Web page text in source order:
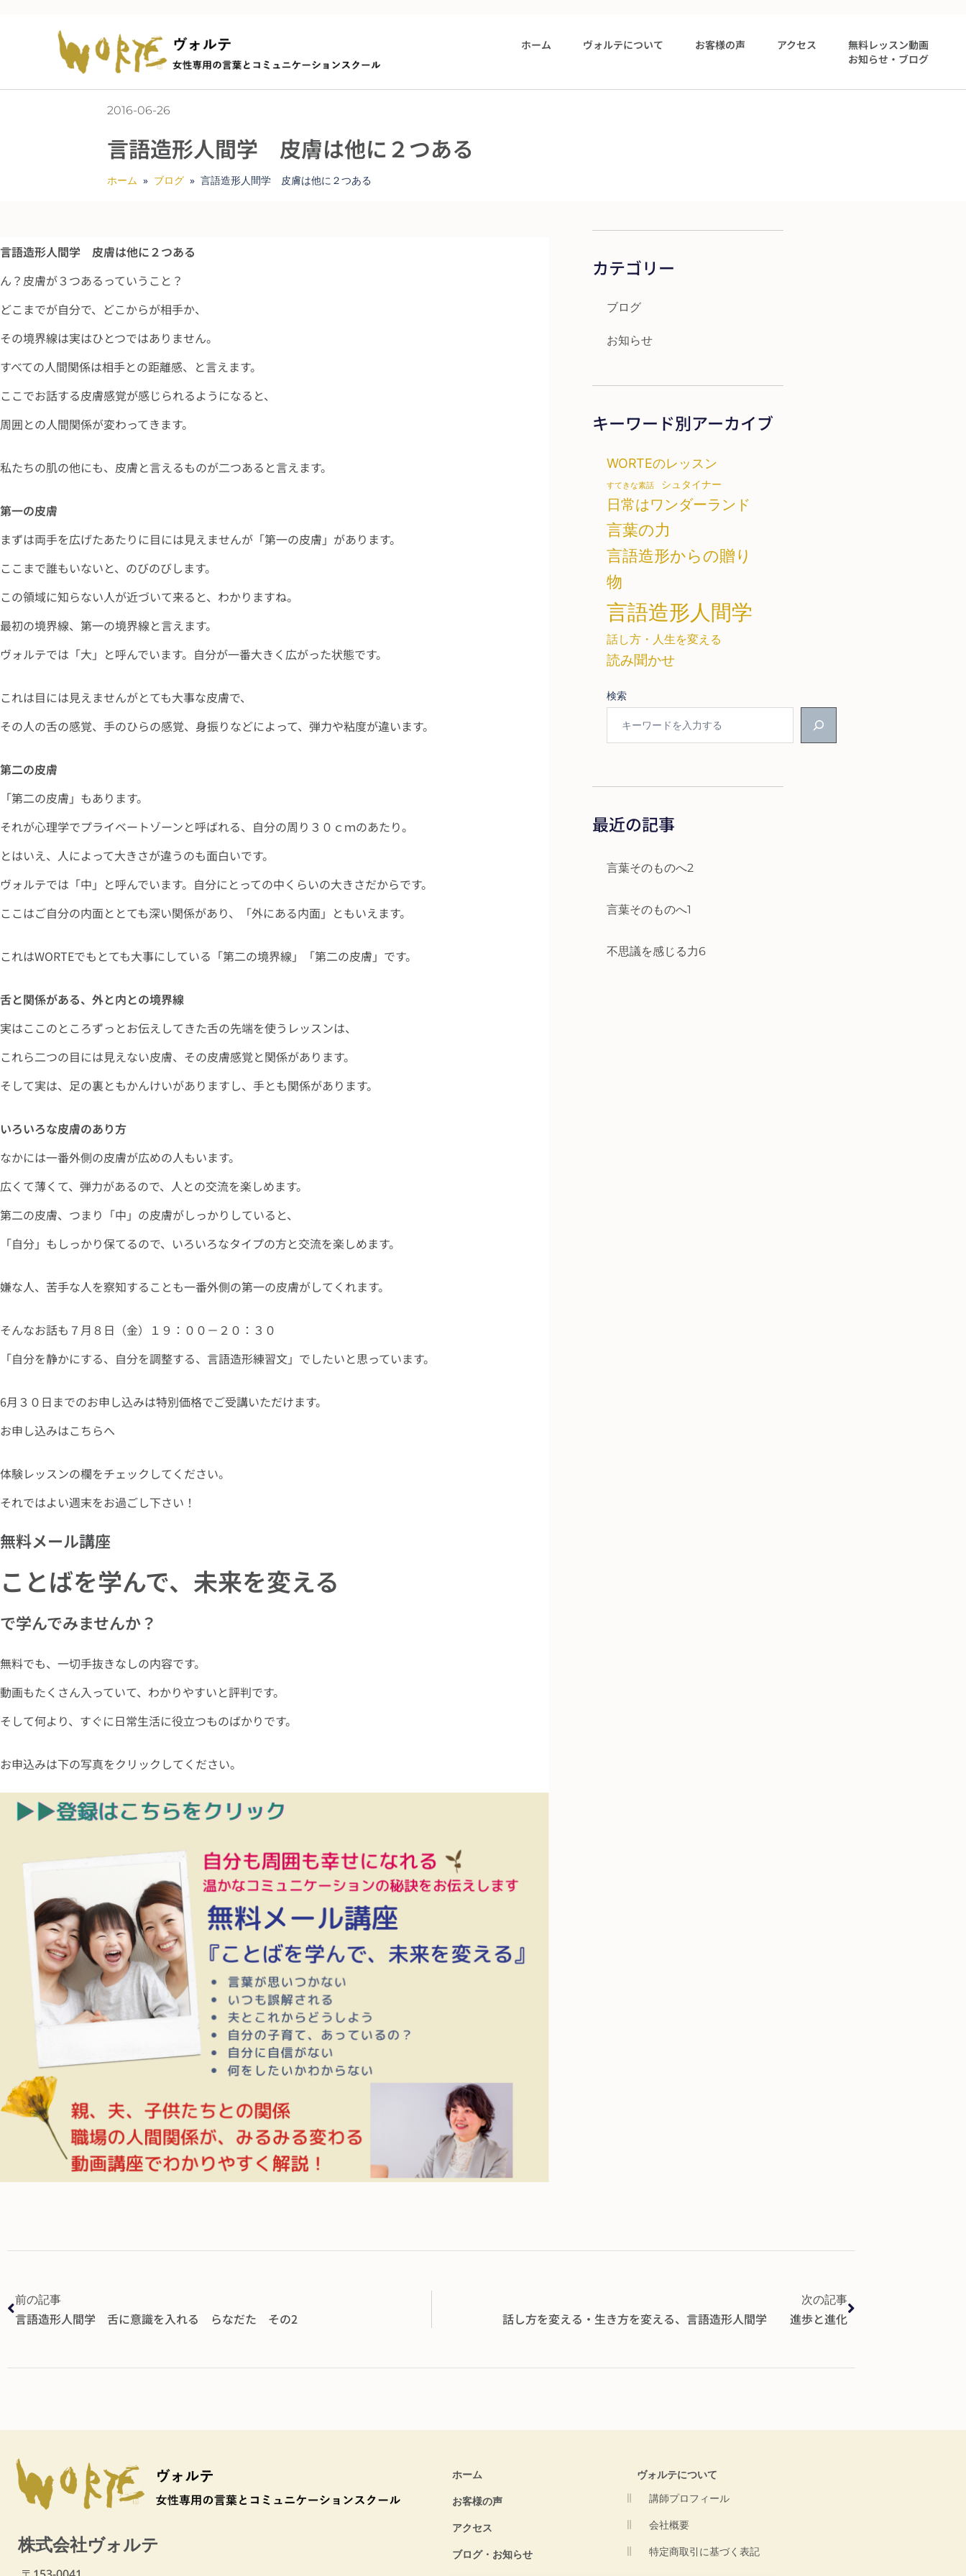
ホーム ヴォルテについて お客様の声 アクセス
無料レッスン動画
お知らせ・ブログ
2016-06-26
言語造形人間学 皮膚は他に２つある
ホーム » ブログ »言語造形人間学 皮膚は他に２つある
言語造形人間学 皮膚は他に２つある
ん？皮膚が３つあるっていうこと？
どこまでが自分で、どこからが相手か、
その境界線は実はひとつではありません。
すべての人間関係は相手との距離感、と言えます。
ここでお話する皮膚感覚が感じられるようになると、
周囲との人間関係が変わってきます。
私たちの肌の他にも、皮膚と言えるものが二つあると言えます。
第一の皮膚
まずは両手を広げたあたりに目には見えませんが「第一の皮膚」があります。
ここまで誰もいないと、のびのびします。
この領域に知らない人が近づいて来ると、わかりますね。
最初の境界線、第一の境界線と言えます。
ヴォルテでは「大」と呼んでいます。自分が一番大きく広がった状態です。
これは目には見えませんがとても大事な皮膚で、
その人の舌の感覚、手のひらの感覚、身振りなどによって、弾力や粘度が違います。
第二の皮膚
「第二の皮膚」もあります。
それが心理学でプライベートゾーンと呼ばれる、自分の周り３０ｃｍのあたり。
とはいえ、人によって大きさが違うのも面白いです。
ヴォルテでは「中」と呼んでいます。自分にとっての中くらいの大きさだからです。
ここはご自分の内面ととても深い関係があり、「外にある内面」ともいえます。
これはWORTEでもとても大事にしている「第二の境界線」「第二の皮膚」です。
舌と関係がある、外と内との境界線
実はここのところずっとお伝えしてきた舌の先端を使うレッスンは、
これら二つの目には見えない皮膚、その皮膚感覚と関係があります。
そして実は、足の裏ともかんけいがありますし、手とも関係があります。
いろいろな皮膚のあり方
なかには一番外側の皮膚が広めの人もいます。
広くて薄くて、弾力があるので、人との交流を楽しめます。
第二の皮膚、つまり「中」の皮膚がしっかりしていると、
「自分」もしっかり保てるので、いろいろなタイプの方と交流を楽しめます。
嫌な人、苦手な人を察知することも一番外側の第一の皮膚がしてくれます。
そんなお話も７月８日（金）１９：００－２０：３０
「自分を静かにする、自分を調整する、言語造形練習文」でしたいと思っています。
6月３０日までのお申し込みは特別価格でご受講いただけます。
お申し込みはこちらへ
体験レッスンの欄をチェックしてください。
それではよい週末をお過ごし下さい！
無料メール講座
ことばを学んで、未来を変える
で学んでみませんか？
無料でも、一切手抜きなしの内容です。
動画もたくさん入っていて、わかりやすいと評判です。
そして何より、すぐに日常生活に役立つものばかりです。
お申込みは下の写真をクリックしてください。
カテゴリー
ブログ
お知らせ
キーワード別アーカイブ
WORTEのレッスン
すてきな素話 シュタイナー
日常はワンダーランド
言葉の力
言語造形からの贈り
物
言語造形人間学
話し方・人生を変える
読み聞かせ
検索
最近の記事
言葉そのものへ2
言葉そのものへ1
不思議を感じる力6
前の記事
言語造形人間学 舌に意識を入れる らなだた その2
次の記事
話し方を変える・生き方を変える、言語造形人間学 進歩と進化
株式会社ヴォルテ
ホーム
お客様の声
アクセス
ブログ・お知らせ
ヴォルテについて
講師プロフィール
会社概要
特定商取引に基づく表記